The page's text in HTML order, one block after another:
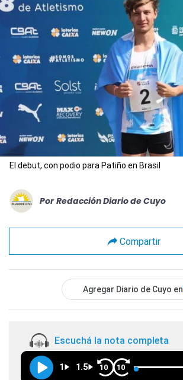
El debut, con podio para Patiño en Brasil
Por Redacción Diario de Cuyo
Compartir
Agregar Diario de Cuyo en
Escuchá la nota completa
1 1.5 10 10